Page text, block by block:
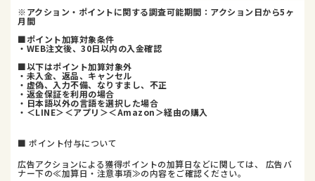
※アクション・ポイントに関する調査可能期間：アクション日から5ヶ
月間
■ポイント加算対象条件
・WEB注文後、30日以内の入金確認
■以下はポイント加算対象外
・未入金、返品、キャンセル
・虚偽、入力不備、なりすまし、不正
・返金保証を利用の場合
・日本語以外の言語を選択した場合
・＜LINE＞＜アプリ＞＜Amazon＞経由の購入
■ ポイント付与について
広告アクションによる獲得ポイントの加算日などに関しては、 広告バ
ナー下の≪加算日・注意事項≫の内容をご確認ください。